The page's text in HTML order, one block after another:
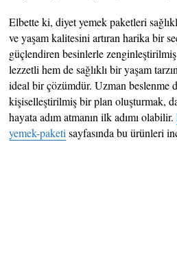
Elbette ki, diyet yemek paketleri
ve yaşam kalitesini artıran harika bir
güçlendiren besinlerle
lezzetli hem de sağlıklı bir yaşam
ideal bir çözümdür. Uzman beslenme
kişiselleştirilmiş bir plan oluşturmak,
hayata adım atmanın ilk adımı olabilir.
yemek-paketi sayfasında bu ürünleri